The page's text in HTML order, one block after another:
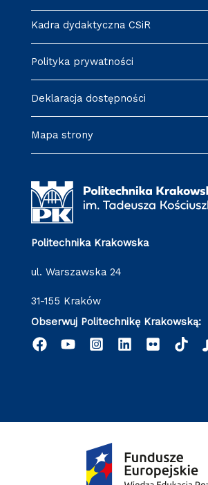
Kadra dydaktyczna CSiR
Polityka prywatności
Deklaracja dostępności
Mapa strony
Politechnika Krakowska
ul. Warszawska 24
31-155 Kraków
Obserwuj Politechnikę Krakowską: